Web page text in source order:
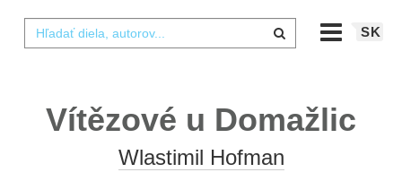
SK
Vítězové u Domažlic
Wlastimil Hofman